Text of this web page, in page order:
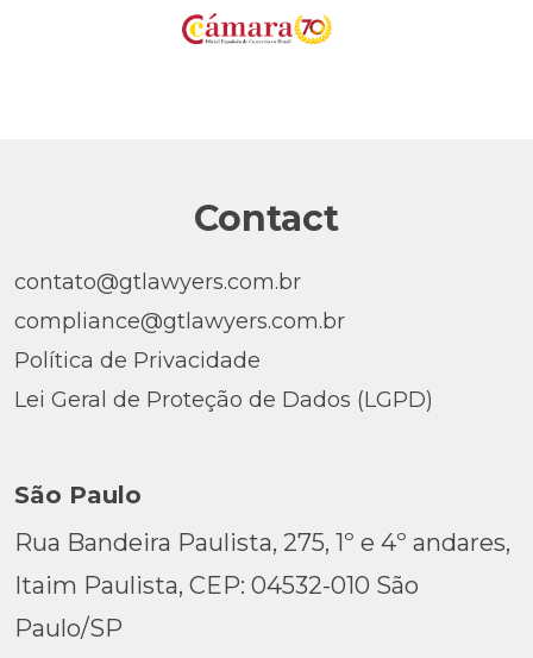
Contact
contato@gtlawyers.com.br
compliance@gtlawyers.com.br
Política de Privacidade
Lei Geral de Proteção de Dados (LGPD)
São Paulo
Rua Bandeira Paulista, 275, 1º e 4º andares,
Itaim Paulista, CEP: 04532-010 São
Paulo/SP